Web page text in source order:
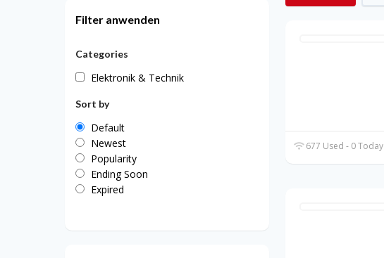
677 Used - 0 Today
Filter anwenden
Categories
Elektronik & Technik
Sort by
Default
Newest
Popularity
Ending Soon
Expired